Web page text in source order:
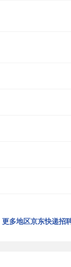
更多地区京东快递招